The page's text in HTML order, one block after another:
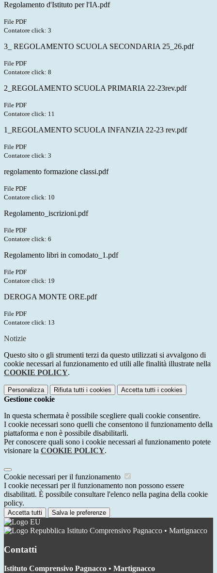
Regolamento d'Istituto per l'IA.pdf
File PDF
Contatore click: 3
3_ REGOLAMENTO SCUOLA SECONDARIA 25_26.pdf
File PDF
Contatore click: 8
2_REGOLAMENTO SCUOLA PRIMARIA 22-23rev.pdf
File PDF
Contatore click: 11
1_REGOLAMENTO SCUOLA INFANZIA 22-23 rev.pdf
File PDF
Contatore click: 3
regolamento formazione classi.pdf
File PDF
Contatore click: 10
Regolamento_iscrizioni.pdf
File PDF
Contatore click: 6
Regolamento libri in comodato_1.pdf
File PDF
Contatore click: 19
DEROGA MONTE ORE.pdf
File PDF
Contatore click: 13
Notizie
Questo sito o gli strumenti terzi da questo utilizzati si avvalgono di
cookie necessari al funzionamento ed utili alle finalità illustrate nella
COOKIE POLICY.
Personalizza Rifiuta tutti i cookies Accetta tutti i cookies
Gestione cookie
In questa schermata è possibile scegliere quali cookie consentire.
I cookie necessari sono quelli che consentono il funzionamento della
piattaforma e non è possibile disabilitarli.
Per conoscere quali sono i cookie necessari al funzionamento potete
visionare la COOKIE POLICY.
Cookie necessari per il funzionamento
I cookie necessari per il funzionamento non possono essere
disabilitati. È possibile consultare l'elenco nella pagina della cookie
policy.
Accetta tutti Salva le preferenze
Istituto Comprensivo Pagnacco • Martignacco
Contatti
Istituto Comprensivo Pagnacco • Martignacco